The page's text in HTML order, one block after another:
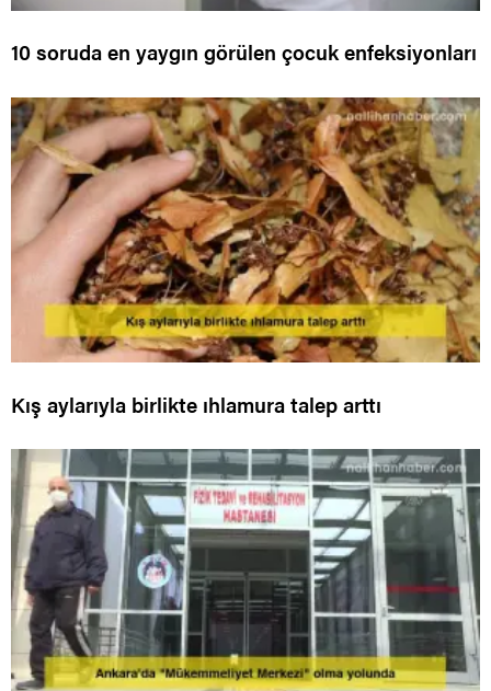
10 soruda en yaygın görülen çocuk enfeksiyonları
Kış aylarıyla birlikte ıhlamura talep arttı